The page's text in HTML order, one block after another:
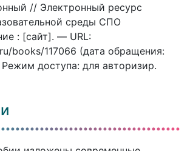
// Электронный ресурс
среды СПО
: [сайт]. — URL:
books/117066 (дата обращения:
доступа: для авторизир.